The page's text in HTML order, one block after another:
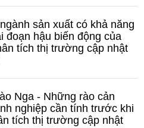
sản xuất có khả năng
đoạn hậu biến động của
tích thị trường cập nhật
Nga - Những rào cản
nghiệp cần tính trước khi
tích thị trường cập nhật